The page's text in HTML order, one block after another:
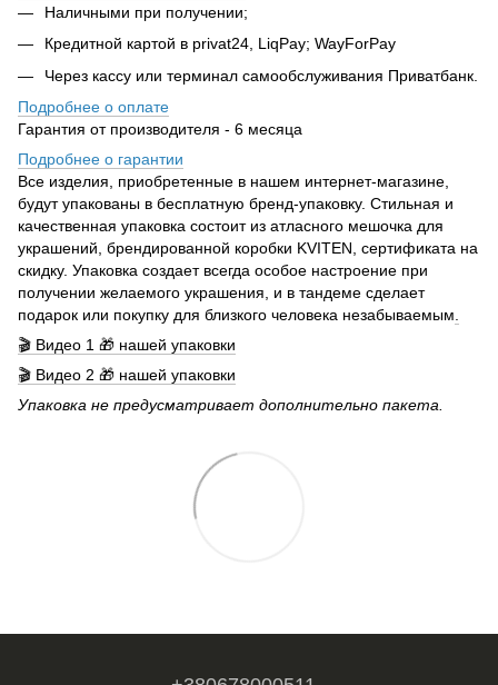
Наличными при получении;
Кредитной картой в privat24, LiqPay; WayForPay
Через кассу или терминал самообслуживания Приватбанк.
Подробнее о оплате
Гарантия от производителя - 6 месяца
Подробнее о гарантии
Все изделия, приобретенные в нашем интернет-магазине,
будут упакованы в бесплатную бренд-упаковку. Стильная и
качественная упаковка состоит из атласного мешочка для
украшений, брендированной коробки KVITEN, сертификата на
скидку. Упаковка создает всегда особое настроение при
получении желаемого украшения, и в тандеме сделает
подарок или покупку для близкого человека незабываемым
🎬 Видео 1 🎁 нашей упаковки
🎬 Видео 2 🎁 нашей упаковки
Упаковка не предусматривает дополнительно пакета.